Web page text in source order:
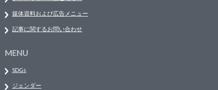
媒体資料および広告メニュー
記事に関するお問い合わせ
MENU
SDGs
ジェンダー